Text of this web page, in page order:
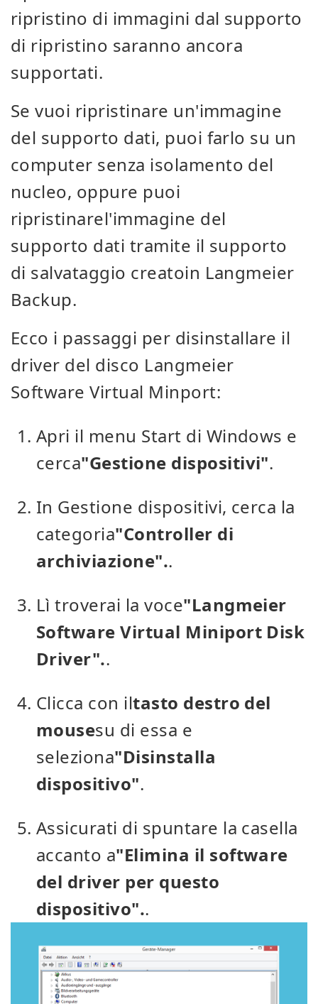
ripristino di immagini dal supporto
di ripristino saranno ancora
supportati.
Se vuoi ripristinare un'immagine
del supporto dati, puoi farlo su un
computer senza isolamento del
nucleo, oppure puoi
ripristinarel'immagine del
supporto dati tramite il supporto
di salvataggio creatoin Langmeier
Backup.
Ecco i passaggi per disinstallare il
driver del disco Langmeier
Software Virtual Minport:
Apri il menu Start di Windows e
cerca"Gestione dispositivi".
In Gestione dispositivi, cerca la
categoria"Controller di
archiviazione"..
Lì troverai la voce"Langmeier
Software Virtual Miniport Disk
Driver"..
Clicca con iltasto destro del
mousesu di essa e
seleziona"Disinstalla
dispositivo".
Assicurati di spuntare la casella
accanto a"Elimina il software
del driver per questo
dispositivo"..